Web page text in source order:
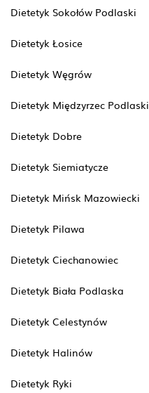
Dietetyk Sokołów Podlaski
Dietetyk Łosice
Dietetyk Węgrów
Dietetyk Międzyrzec Podlaski
Dietetyk Dobre
Dietetyk Siemiatycze
Dietetyk Mińsk Mazowiecki
Dietetyk Pilawa
Dietetyk Ciechanowiec
Dietetyk Biała Podlaska
Dietetyk Celestynów
Dietetyk Halinów
Dietetyk Ryki